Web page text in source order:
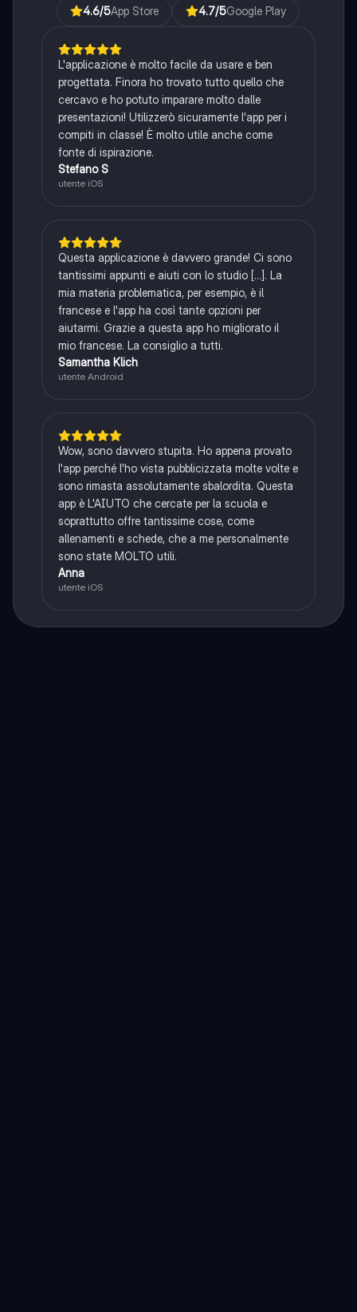
4.6/5App Store 4.7/5Google Play
L'applicazione è molto facile da usare e ben
progettata. Finora ho trovato tutto quello che
cercavo e ho potuto imparare molto dalle
presentazioni! Utilizzerò sicuramente l'app per i
compiti in classe! È molto utile anche come
fonte di ispirazione.
Stefano S
utente iOS
Questa applicazione è davvero grande! Ci sono
tantissimi appunti e aiuti con lo studio [...]. La
mia materia problematica, per esempio, è il
francese e l'app ha così tante opzioni per
aiutarmi. Grazie a questa app ho migliorato il
mio francese. La consiglio a tutti.
Samantha Klich
utente Android
Wow, sono davvero stupita. Ho appena provato
l'app perché l'ho vista pubblicizzata molte volte e
sono rimasta assolutamente sbalordita. Questa
app è L'AIUTO che cercate per la scuola e
soprattutto offre tantissime cose, come
allenamenti e schede, che a me personalmente
sono state MOLTO utili.
Anna
utente iOS